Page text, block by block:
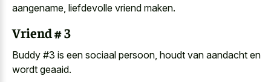
aangename, liefdevolle vriend maken.
Vriend # 3
Buddy #3 is een sociaal persoon, houdt van aandacht en
wordt geaaid.